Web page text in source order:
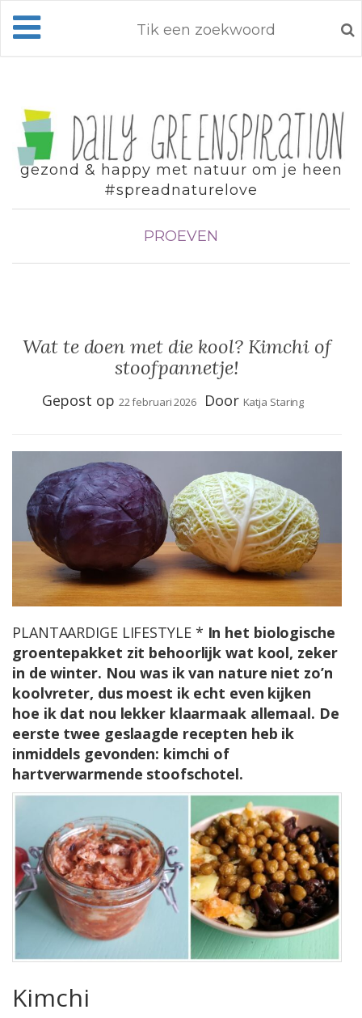
gezond & happy met natuur om je heen
#spreadnaturelove
PROEVEN
Wat te doen met die kool? Kimchi of
stoofpannetje!
Gepost op 22 februari 2026 Door Katja Staring
PLANTAARDIGE LIFESTYLE * In het biologische
groentepakket zit behoorlijk wat kool, zeker
in de winter. Nou was ik van nature niet zo’n
koolvreter, dus moest ik echt even kijken
hoe ik dat nou lekker klaarmaak allemaal. De
eerste twee geslaagde recepten heb ik
inmiddels gevonden: kimchi of
hartverwarmende stoofschotel.
Kimchi